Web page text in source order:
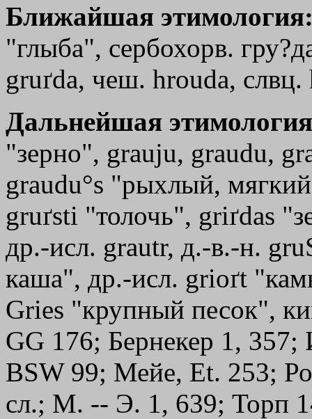
Ближайшая
"глыба", сербохорв.
gruґda, чеш. hrouda,
Дальнейшая
"зерно", grauјu, graudu,
graudu°s "рыхлый,
gruґsti "толочь", grіґdas
др.-исл. grautr, д.-в.-н.
каша", др.-исл. grioґt
Gries "крупный песок",
GG 176; Бернекер 1,
BSW 99; Мейе, Et. 253;
сл.; М. -- Э. 1, 639; Торп